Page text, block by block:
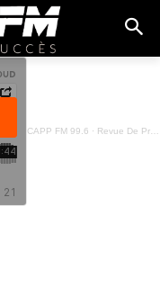
CAPP FM 99.6 · Revue De Presse Fon - 05 Décembre 2023